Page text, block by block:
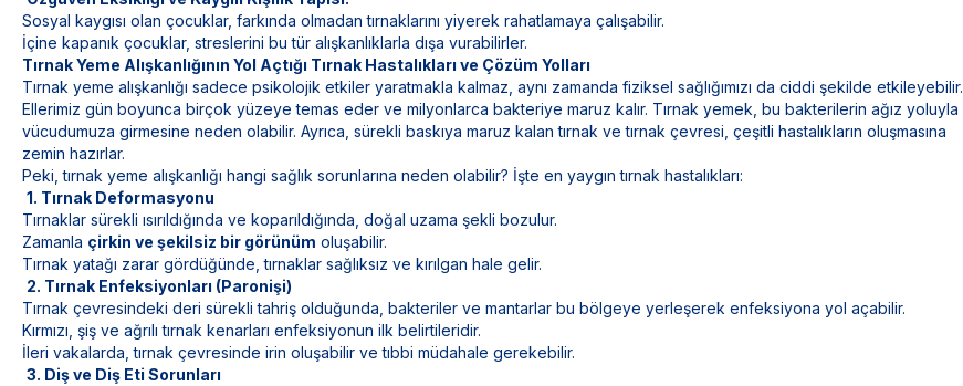
Sosyal kaygısı olan çocuklar, farkında olmadan tırnaklarını yiyerek rahatlamaya çalışabilir.
İçine kapanık çocuklar, streslerini bu tür alışkanlıklarla dışa vurabilirler.
Tırnak Yeme Alışkanlığının Yol Açtığı Tırnak Hastalıkları ve Çözüm Yolları
Tırnak yeme alışkanlığı sadece psikolojik etkiler yaratmakla kalmaz, aynı zamanda fiziksel sağlığımızı da ciddi şekilde etkileyebilir.
Ellerimiz gün boyunca birçok yüzeye temas eder ve milyonlarca bakteriye maruz kalır. Tırnak yemek, bu bakterilerin ağız yoluyla
vücudumuza girmesine neden olabilir. Ayrıca, sürekli baskıya maruz kalan tırnak ve tırnak çevresi, çeşitli hastalıkların oluşmasına
zemin hazırlar.
Peki, tırnak yeme alışkanlığı hangi sağlık sorunlarına neden olabilir? İşte en yaygın tırnak hastalıkları:
1. Tırnak Deformasyonu
Tırnaklar sürekli ısırıldığında ve koparıldığında, doğal uzama şekli bozulur.
Zamanla çirkin ve şekilsiz bir görünüm oluşabilir.
Tırnak yatağı zarar gördüğünde, tırnaklar sağlıksız ve kırılgan hale gelir.
2. Tırnak Enfeksiyonları (Paronişi)
Tırnak çevresindeki deri sürekli tahriş olduğunda, bakteriler ve mantarlar bu bölgeye yerleşerek enfeksiyona yol açabilir.
Kırmızı, şiş ve ağrılı tırnak kenarları enfeksiyonun ilk belirtileridir.
İleri vakalarda, tırnak çevresinde irin oluşabilir ve tıbbi müdahale gerekebilir.
3. Diş ve Diş Eti Sorunları